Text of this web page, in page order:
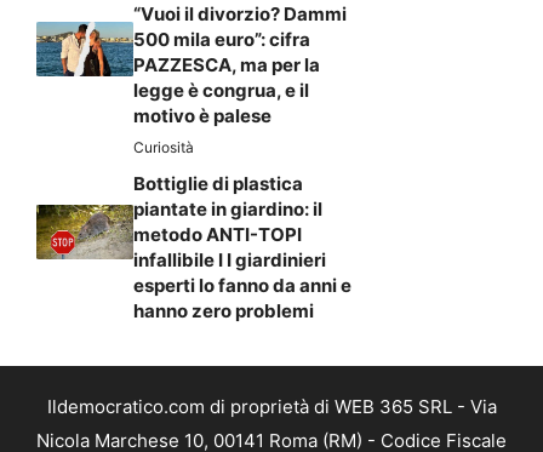
“Vuoi il divorzio? Dammi
500 mila euro”: cifra
PAZZESCA, ma per la
legge è congrua, e il
motivo è palese
Curiosità
Bottiglie di plastica
piantate in giardino: il
metodo ANTI-TOPI
infallibile I I giardinieri
esperti lo fanno da anni e
hanno zero problemi
Ildemocratico.com di proprietà di WEB 365 SRL - Via
Nicola Marchese 10, 00141 Roma (RM) - Codice Fiscale